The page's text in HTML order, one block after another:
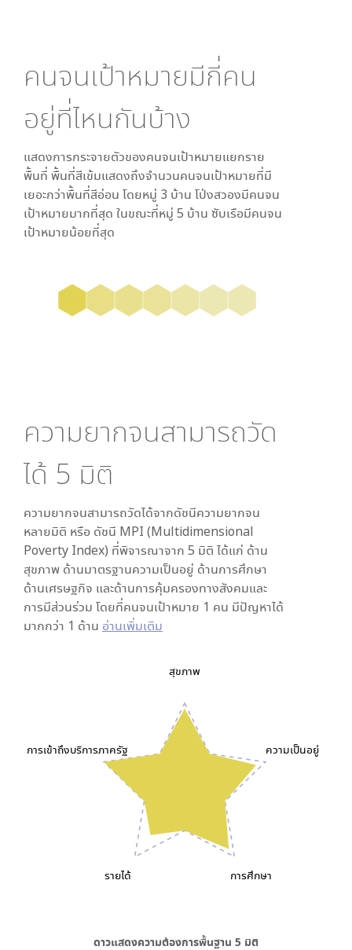
คนจนเป้าหมายมีกี่คน
อยู่ที่ไหนกันบ้าง
แสดงการกระจายตัวของคนจนเป้าหมายแยกราย
พื้นที่ พื้นที่สีเข้มแสดงถึงจำนวนคนจนเป้าหมายที่มี
เยอะกว่าพื้นที่สีอ่อน โดยหมู่ 3 บ้าน โป่งสวองมีคนจน
เป้าหมายมากที่สุด ในขณะที่หมู่ 5 บ้าน ซับเรือมีคนจน
เป้าหมายน้อยที่สุด
ความยากจนสามารถวัด
ได้ 5 มิติ
ความยากจนสามารถวัดได้จากดัชนีความยากจน
หลายมิติ หรือ ดัชนี MPI (Multidimensional
Poverty Index) ที่พิจารณาจาก 5 มิติ ได้แก่ ด้าน
สุขภาพ ด้านมาตรฐานความเป็นอยู่ ด้านการศึกษา
ด้านเศรษฐกิจ และด้านการคุ้มครองทางสังคมและ
การมีส่วนร่วม โดยที่คนจนเป้าหมาย 1 คน มีปัญหาได้
มากกว่า 1 ด้าน อ่านเพิ่มเติม
สุขภาพ
ความเป็นอยู่
การศึกษา
รายได้
การเข้าถึงบริการภาครัฐ
ดาวแสดงความต้องการพื้นฐาน 5 มิติ